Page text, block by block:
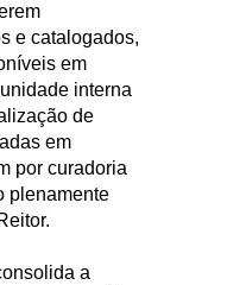
e catalogados,
em
interna
de
em
por curadoria
plenamente
a